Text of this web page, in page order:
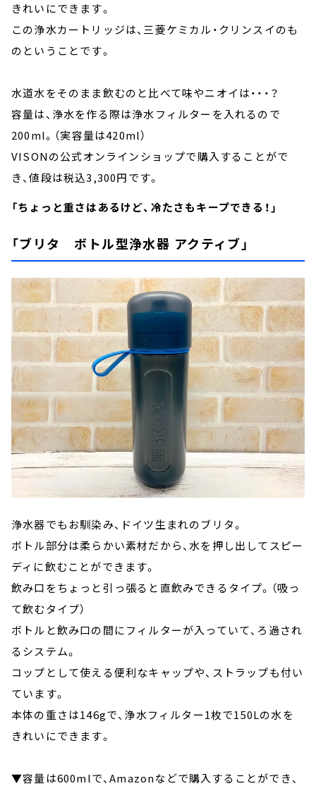
きれいにできます。
この浄水カートリッジは、三菱ケミカル・クリンスイのも
のということです。
水道水をそのまま飲むのと比べて味やニオイは・・・？
容量は、浄水を作る際は浄水フィルターを入れるので
200ml。（実容量は420ml）
VISONの公式オンラインショップで購入することがで
き、値段は税込3,300円です。
「ちょっと重さはあるけど、冷たさもキープできる！」
「ブリタ ボトル型浄水器 アクティブ」
浄水器でもお馴染み、ドイツ生まれのブリタ。
ボトル部分は柔らかい素材だから、水を押し出してスピー
ディに飲むことができます。
飲み口をちょっと引っ張ると直飲みできるタイプ。（吸っ
て飲むタイプ）
ボトルと飲み口の間にフィルターが入っていて、ろ過され
るシステム。
コップとして使える便利なキャップや、ストラップも付い
ています。
本体の重さは146gで、浄水フィルター1枚で150Lの水を
きれいにできます。
▼容量は600mlで、Amazonなどで購入することができ、